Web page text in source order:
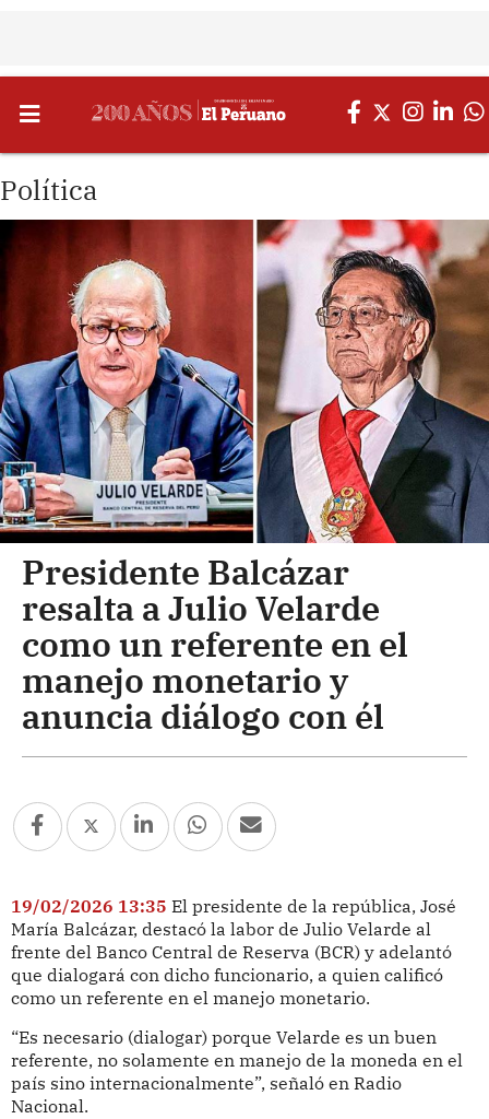
Política
Presidente Balcázar
resalta a Julio Velarde
como un referente en el
manejo monetario y
anuncia diálogo con él
19/02/2026 13:35 El presidente de la república, José
María Balcázar, destacó la labor de Julio Velarde al
frente del Banco Central de Reserva (BCR) y adelantó
que dialogará con dicho funcionario, a quien calificó
como un referente en el manejo monetario.
“Es necesario (dialogar) porque Velarde es un buen
referente, no solamente en manejo de la moneda en el
país sino internacionalmente”, señaló en Radio
Nacional.